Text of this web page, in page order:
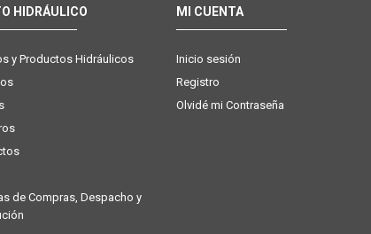
HIDRÁULICO
y Productos Hidráulicos
de Compras, Despacho y
MI CUENTA
Inicio sesión
Registro
Olvidé mi Contraseña